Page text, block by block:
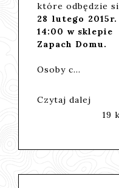
które odbędzie
28 lutego
14:00 w sklepie
Zapach Domu.
Osoby c…
Czytaj dalej
19